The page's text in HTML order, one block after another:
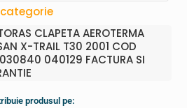
CLAPETA AEROTERMA
X-TRAIL T30 2001 COD
040129 FACTURA SI
produsul pe: